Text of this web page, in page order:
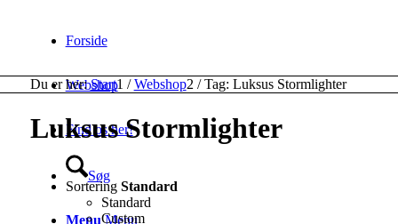
Forside
Webshop
Find os her!
Søg
Menu Menu
Du er her: Start1 / Webshop2 / Tag: Luksus Stormlighter
Luksus Stormlighter
Sortering Standard
Standard
Custom